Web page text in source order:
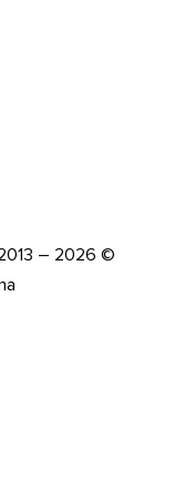
– 2026 ©